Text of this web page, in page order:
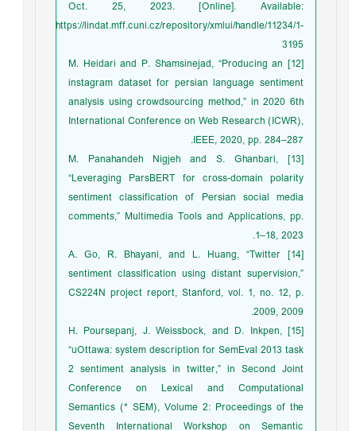
Oct. 25, 2023. [Online]. Available:
https://lindat.mff.cuni.cz/repository/xmlui/handle/11234/1-
3195
[12] M. Heidari and P. Shamsinejad, “Producing an
instagram dataset for persian language sentiment
analysis using crowdsourcing method,” in 2020 6th
International Conference on Web Research (ICWR),
IEEE, 2020, pp. 284–287.
[13] M. Panahandeh Nigjeh and S. Ghanbari,
“Leveraging ParsBERT for cross-domain polarity
sentiment classification of Persian social media
comments,” Multimedia Tools and Applications, pp.
1–18, 2023.
[14] A. Go, R. Bhayani, and L. Huang, “Twitter
sentiment classification using distant supervision,”
CS224N project report, Stanford, vol. 1, no. 12, p.
2009, 2009.
[15] H. Poursepanj, J. Weissbock, and D. Inkpen,
“uOttawa: system description for SemEval 2013 task
2 sentiment analysis in twitter,” in Second Joint
Conference on Lexical and Computational
Semantics (* SEM), Volume 2: Proceedings of the
Seventh International Workshop on Semantic